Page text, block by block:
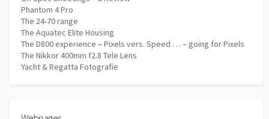
Phantom 4 Pro
The 24-70 range
The Aquatec Elite Housing
The D800 experience – Pixels vers. Speed … – going for Pixels
The Nikkor 400mm f2.8 Tele Lens
Yacht & Regatta Fotografie